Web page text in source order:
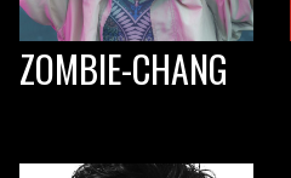
ZOMBIE-CHANG